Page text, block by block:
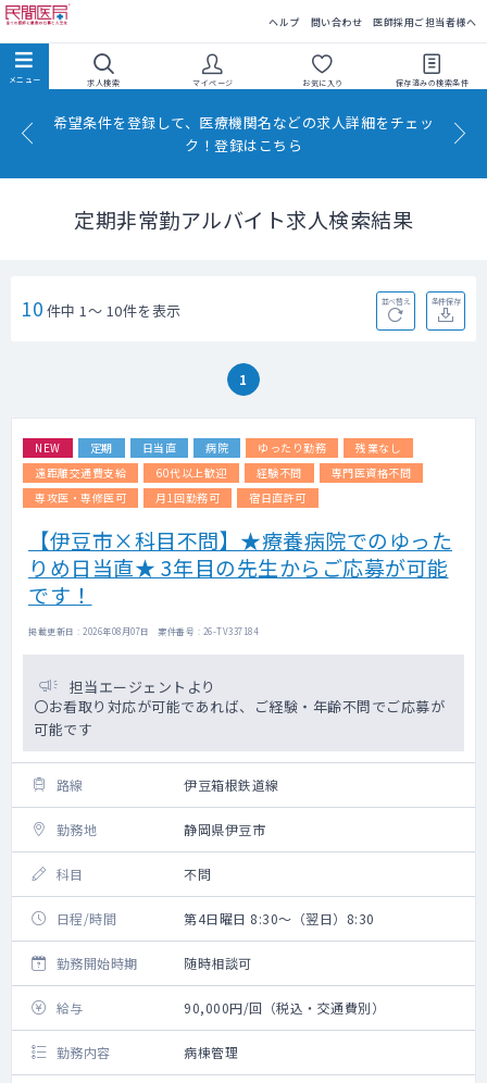
ヘルプ 問い合わせ 医師採用ご担当者様へ
求人検索 マイページ お気に入り 保存済みの検索条件
希望条件を登録して、医療機関名などの求人詳細をチェッ
ク！登録はこちら
定期非常勤アルバイト求人検索結果
10 件中 1～ 10件を表示 並べ替え 条件保存
1
NEW 定期 日当直 病院 ゆったり勤務
残業なし
遠距離交通費支給
60代以上歓迎 経験不問
専門医資格不問
専攻医・専修医可
月1回勤務可 宿日直許可
【伊豆市×科目不問】★療養病院でのゆった
りめ日当直★ 3年目の先生からご応募が可能
です！
掲載更新日 : 2026年08月07日 案件番号 : 26-TV337184
担当エージェントより
〇お看取り対応が可能であれば、ご経験・年齢不問でご応募が
可能です
路線 伊豆箱根鉄道線
勤務地 静岡県伊豆市
科目 不問
日程/時間 第4日曜日 8:30～（翌日）8:30
勤務開始時期 随時相談可
給与 90,000円/回（税込・交通費別）
勤務内容 病棟管理